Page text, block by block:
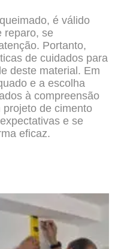
é válido
reparo, se
Portanto,
de cuidados para
deste material. Em
e a escolha
à compreensão
de cimento
e se
eficaz.